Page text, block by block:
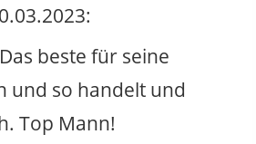
beste für seine
und so handelt und
Top Mann!